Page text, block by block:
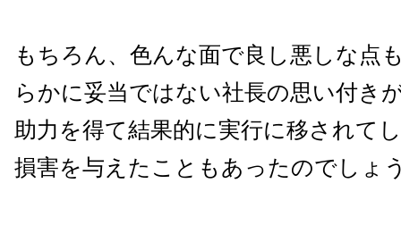
もちろん、色んな面で良し悪しな点
らかに妥当ではない社長の思い付き
助力を得て結果的に実行に移されて
損害を与えたこともあったのでしょ